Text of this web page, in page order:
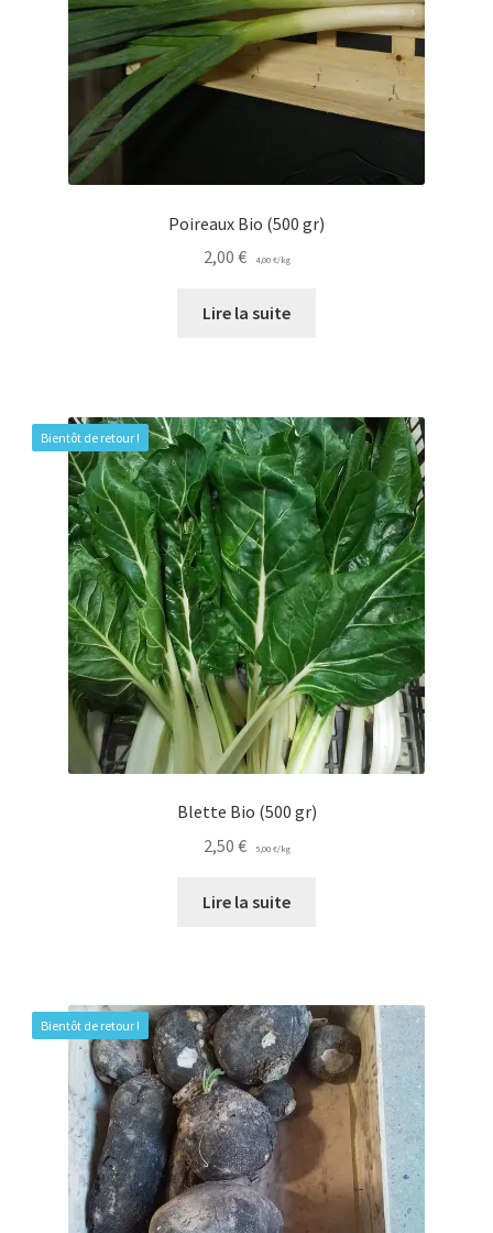
Poireaux Bio (500 gr)
2,00 € 4,00 €/kg
Lire la suite
Bientôt de retour !
Blette Bio (500 gr)
2,50 € 5,00 €/kg
Lire la suite
Bientôt de retour !